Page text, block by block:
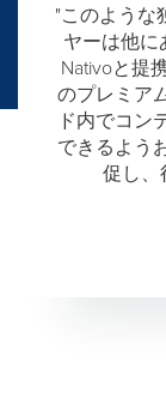
"このような
ヤーは他に
Nativoと提
のプレミア
ド内でコン
できるよう
促し、